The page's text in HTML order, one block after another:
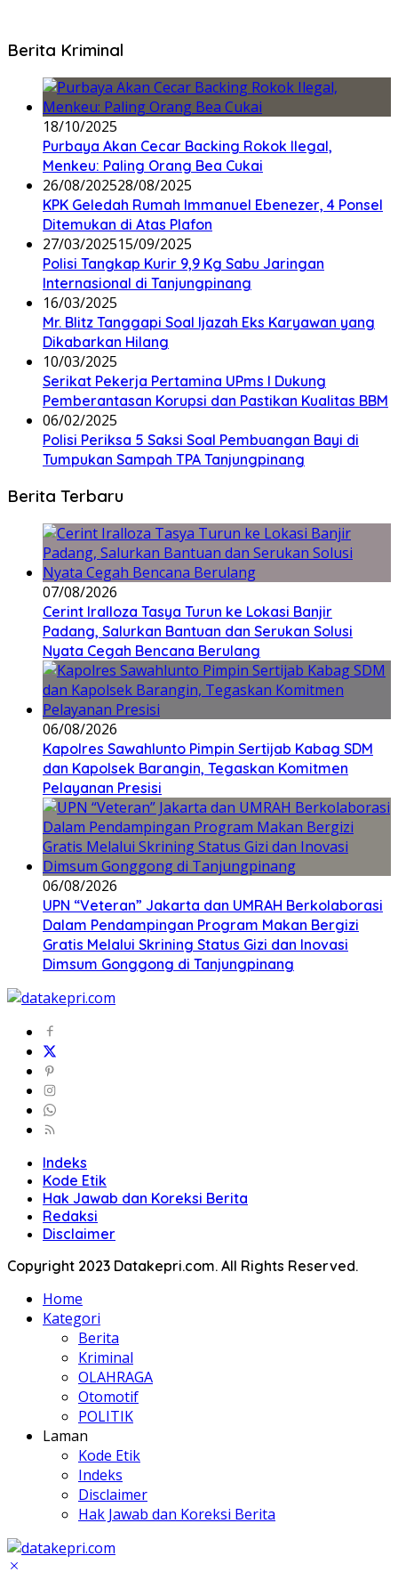
Berita Kriminal
18/10/2025
Purbaya Akan Cecar Backing Rokok Ilegal,
Menkeu: Paling Orang Bea Cukai
26/08/202528/08/2025
KPK Geledah Rumah Immanuel Ebenezer, 4 Ponsel
Ditemukan di Atas Plafon
27/03/202515/09/2025
Polisi Tangkap Kurir 9,9 Kg Sabu Jaringan
Internasional di Tanjungpinang
16/03/2025
Mr. Blitz Tanggapi Soal Ijazah Eks Karyawan yang
Dikabarkan Hilang
10/03/2025
Serikat Pekerja Pertamina UPms I Dukung
Pemberantasan Korupsi dan Pastikan Kualitas BBM
06/02/2025
Polisi Periksa 5 Saksi Soal Pembuangan Bayi di
Tumpukan Sampah TPA Tanjungpinang
Berita Terbaru
07/08/2026
Cerint Iralloza Tasya Turun ke Lokasi Banjir
Padang, Salurkan Bantuan dan Serukan Solusi
Nyata Cegah Bencana Berulang
06/08/2026
Kapolres Sawahlunto Pimpin Sertijab Kabag SDM
dan Kapolsek Barangin, Tegaskan Komitmen
Pelayanan Presisi
06/08/2026
UPN “Veteran” Jakarta dan UMRAH Berkolaborasi
Dalam Pendampingan Program Makan Bergizi
Gratis Melalui Skrining Status Gizi dan Inovasi
Dimsum Gonggong di Tanjungpinang
Indeks
Kode Etik
Hak Jawab dan Koreksi Berita
Redaksi
Disclaimer
Copyright 2023 Datakepri.com. All Rights Reserved.
Home
Kategori
Berita
Kriminal
OLAHRAGA
Otomotif
POLITIK
Laman
Kode Etik
Indeks
Disclaimer
Hak Jawab dan Koreksi Berita